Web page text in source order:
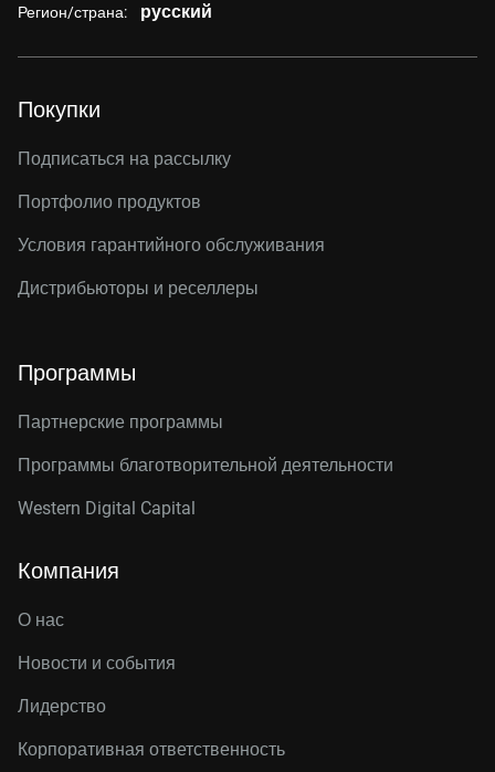
Регион/страна: русский
Покупки
Подписаться на рассылку
Портфолио продуктов
Условия гарантийного обслуживания
Дистрибьюторы и реселлеры
Программы
Партнерские программы
Программы благотворительной деятельности
Western Digital Capital
Компания
О нас
Новости и события
Лидерство
Корпоративная ответственность